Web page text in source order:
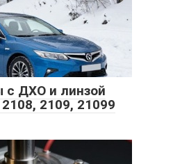
с ДХО и линзой
2109, 21099